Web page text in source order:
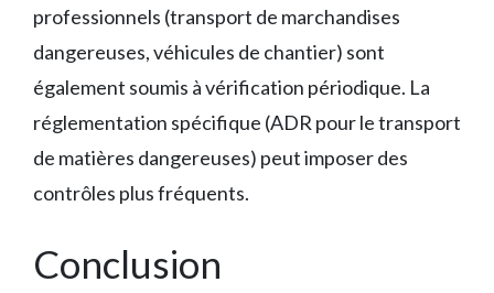
professionnels (transport de marchandises
dangereuses, véhicules de chantier) sont
également soumis à vérification périodique. La
réglementation spécifique (ADR pour le transport
de matières dangereuses) peut imposer des
contrôles plus fréquents.
Conclusion